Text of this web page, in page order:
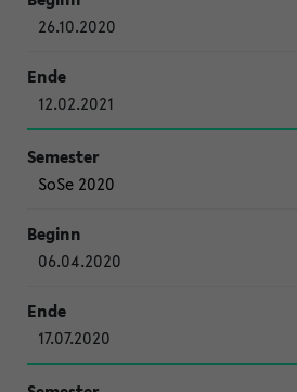
26.10.2020
12.02.2021
SoSe 2020
06.04.2020
17.07.2020